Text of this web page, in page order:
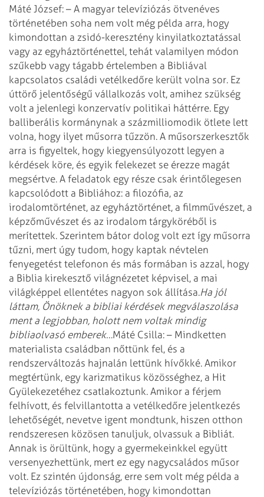
Máté József: – A magyar televíziózás ötvenéves
történetében soha nem volt még példa arra, hogy
kimondottan a zsidó-keresztény kinyilatkoztatással
vagy az egyháztörténettel, tehát valamilyen módon
szűkebb vagy tágabb értelemben a Bibliával
kapcsolatos családi vetélkedőre került volna sor. Ez
úttörő jelentőségű vállalkozás volt, amihez szükség
volt a jelenlegi konzervatív politikai háttérre. Egy
balliberális kormánynak a százmilliomodik ötlete lett
volna, hogy ilyet műsorra tűzzön. A műsorszerkesztők
arra is figyeltek, hogy kiegyensúlyozott legyen a
kérdések köre, és egyik felekezet se érezze magát
megsértve. A feladatok egy része csak érintőlegesen
kapcsolódott a Bibliához: a filozófia, az
irodalomtörténet, az egyháztörténet, a filmművészet, a
képzőművészet és az irodalom tárgyköréből is
merítettek. Szerintem bátor dolog volt ezt így műsorra
tűzni, mert úgy tudom, hogy kaptak névtelen
fenyegetést telefonon és más formában is azzal, hogy
a Biblia kirekesztő világnézetet képvisel, a mai
világképpel ellentétes nagyon sok állítása.Ha jól
láttam, Önöknek a bibliai kérdések megválaszolása
ment a legjobban, holott nem voltak mindig
bibliaolvasó emberek…Máté Csilla: – Mindketten
materialista családban nőttünk fel, és a
rendszerváltozás hajnalán lettünk hívőkké. Amikor
megtértünk, egy karizmatikus közösséghez, a Hit
Gyülekezetéhez csatlakoztunk. Amikor a férjem
felhívott, és felvillantotta a vetélkedőre jelentkezés
lehetőségét, nevetve igent mondtunk, hiszen otthon
rendszeresen közösen tanuljuk, olvassuk a Bibliát.
Annak is örültünk, hogy a gyermekeinkkel együtt
versenyezhettünk, mert ez egy nagycsaládos műsor
volt. Ez szintén újdonság, erre sem volt még példa a
televíziózás történetében, hogy kimondottan